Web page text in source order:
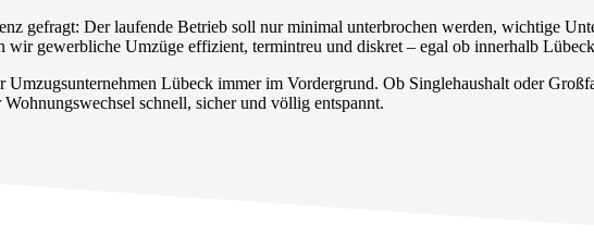
gefragt: Der laufende Betrieb soll nur minimal unterbrochen werden, wichtige
wir gewerbliche Umzüge effizient, termintreu und diskret – egal ob innerhalb
Lübeck immer im Vordergrund. Ob Singlehaushalt oder
schnell, sicher und völlig entspannt.